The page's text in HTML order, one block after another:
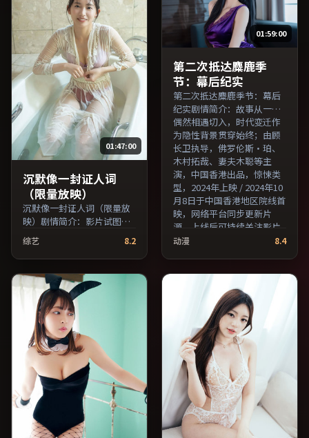
01:47:00
沉默像一封证人词
（限量放映）
沉默像一封证人词（限量放
映）剧情简介：影片试图追
问「归属」与「告别」的主
题，人物关系在误会与和解
中演进；由刁亦男执导，王
俊凯、长泽雅美、马修·麦
康纳等主演，澳大利亚出
品，战争类型，2023年上映
/ 2023年2月11日于澳大利亚
地区院线首映，网络平台同
步更新片源。适合关注表演
细节与导演风格的深度观影
人群。（国产影视资源大全
免费条目索引，支持片名与
演员交叉检索。）
综艺 8.2
01:59:00
第二次抵达麋鹿季
节：幕后纪实
第二次抵达麋鹿季节：幕后
纪实剧情简介：故事从一场
偶然相遇切入，时代变迁作
为隐性背景贯穿始终；由顾
长卫执导，佛罗伦斯·珀、
木村拓哉、妻夫木聪等主
演，中国香港出品，惊悚类
型，2024年上映 / 2024年10
月8日于中国香港地区院线首
映，网络平台同步更新片
源。上线后可持续关注影片
评分与观众口碑走势。（国
动漫 8.4